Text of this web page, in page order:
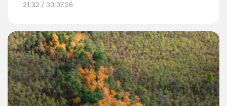
21:32 / 30.07.26